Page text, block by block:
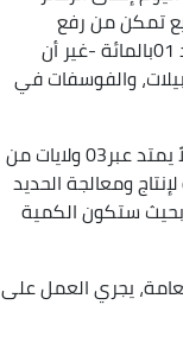
تمكن من رفع
مساهمة قطاع المناجم في الناتج الخام الوطني المحتشمة حاليا - والتي ما تزال عند حدود 01بالمائة -غير أن
والفوسفات في
وتابع قائلا ،" أصبح "غارجبيلات"باحتياطاته المقدرة ب 3.5 مليارطن- مشروعاً صناعياً متكاملاً يمتد عبر03 ولايات من
ومعالجة الحديد
تقدر بـ 4 ملايين طن سنوياً ، بحيث ستكون الكمية
يجري العمل على